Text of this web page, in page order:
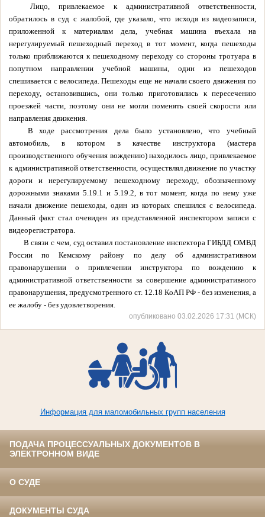
Лицо, привлекаемое к административной ответственности,
обратилось в суд с жалобой, где указало, что исходя из видеозаписи,
приложенной к материалам дела, учебная машина въехала на
нерегулируемый пешеходный переход в тот момент, когда пешеходы
только приближаются к пешеходному переходу со стороны тротуара в
попутном направлении учебной машины, один из пешеходов
спешивается с велосипеда. Пешеходы еще не начали своего движения по
переходу, остановившись, они только приготовились к пересечению
проезжей части, поэтому они не могли поменять своей скорости или
направления движения.
В ходе рассмотрения дела было установлено, что учебный
автомобиль, в котором в качестве инструктора (мастера
производственного обучения вождению) находилось лицо, привлекаемое
к административной ответственности, осуществлял движение по участку
дороги и нерегулируемому пешеходному переходу, обозначенному
дорожными знаками 5.19.1 и 5.19.2, в тот момент, когда по нему уже
начали движение пешеходы, один из которых спешился с велосипеда.
Данный факт стал очевиден из представленной инспектором записи с
видеорегистратора.
В связи с чем, суд оставил постановление инспектора ГИБДД ОМВД
России по Кемскому району по делу об административном
правонарушении о привлечении инструктора по вождению к
административной ответственности за совершение административного
правонарушения, предусмотренного ст. 12.18 КоАП РФ - без изменения, а
ее жалобу - без удовлетворения.
опубликовано 03.02.2026 17:31 (МСК)
Информация для маломобильных групп населения
ПОДАЧА ПРОЦЕССУАЛЬНЫХ ДОКУМЕНТОВ В
ЭЛЕКТРОННОМ ВИДЕ
О СУДЕ
ДОКУМЕНТЫ СУДА